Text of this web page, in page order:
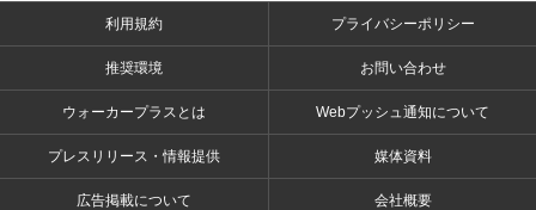
利用規約 プライバシーポリシー
推奨環境 お問い合わせ
ウォーカープラスとは Webプッシュ通知について
プレスリリース・情報提供 媒体資料
広告掲載について 会社概要